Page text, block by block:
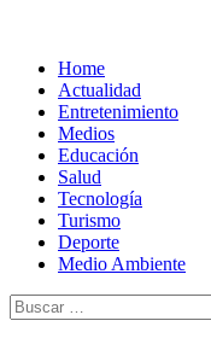
Home
Actualidad
Entretenimiento
Medios
Educación
Salud
Tecnología
Turismo
Deporte
Medio Ambiente
Buscar: